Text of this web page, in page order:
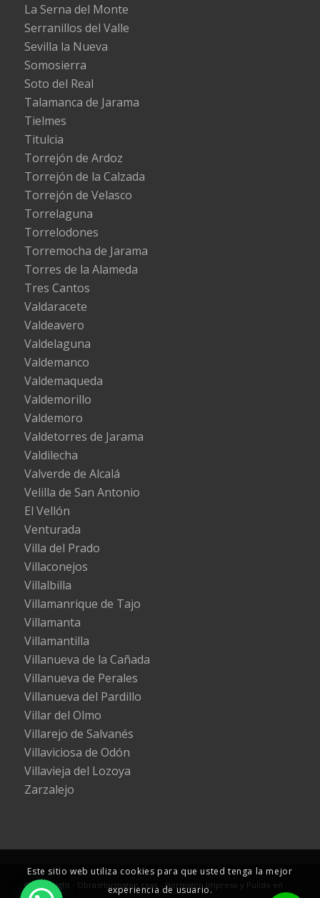
La Serna del Monte
Serranillos del Valle
Sevilla la Nueva
Somosierra
Soto del Real
Talamanca de Jarama
Tielmes
Titulcia
Torrejón de Ardoz
Torrejón de la Calzada
Torrejón de Velasco
Torrelaguna
Torrelodones
Torremocha de Jarama
Torres de la Alameda
Tres Cantos
Valdaracete
Valdeavero
Valdelaguna
Valdemanco
Valdemaqueda
Valdemorillo
Valdemoro
Valdetorres de Jarama
Valdilecha
Valverde de Alcalá
Velilla de San Antonio
El Vellón
Venturada
Villa del Prado
Villaconejos
Villalbilla
Villamanrique de Tajo
Villamanta
Villamantilla
Villanueva de la Cañada
Villanueva de Perales
Villanueva del Pardillo
Villar del Olmo
Villarejo de Salvanés
Villaviciosa de Odón
Villavieja del Lozoya
Zarzalejo
© Copyright - ObrasHormigon.com - Hormigón Impreso y Pulido en
Este sitio web utiliza cookies para que usted tenga la mejor
experiencia de usuario.